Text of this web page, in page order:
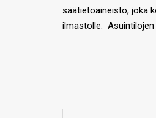
säätietoaineisto, joka
ilmastolle. Asuintilojen